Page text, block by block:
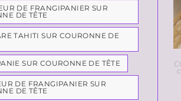
DE FRANGIPANIER SUR
DE TÊTE
TAHITI SUR COURONNE DE
SUR COURONNE DE TÊTE
DE FRANGIPANIER SUR
DE TÊTE